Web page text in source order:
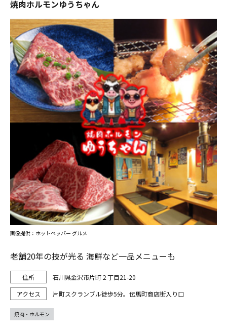
焼肉ホルモンゆうちゃん
老舗20年の技が光る 海鮮など一品メニューも
石川県金沢市片町２丁目21-20
片町スクランブル徒歩5分。伝馬町商店街入り口
画像提供：ホットペッパー グルメ
焼肉・ホルモン